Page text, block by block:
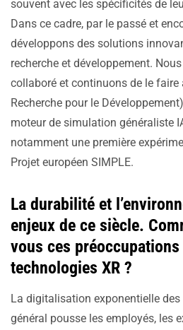
souvent avec les spécificités de
Dans ce cadre, par le passé et
développons des solutions
recherche et développement.
collaboré et continuons de le faire
Recherche pour le
moteur de simulation généraliste
notamment une première
Projet européen SIMPLE.
La durabilité et
enjeux de ce siècle.
vous ces
technologies XR ?
La digitalisation exponentielle
général pousse les employés, les